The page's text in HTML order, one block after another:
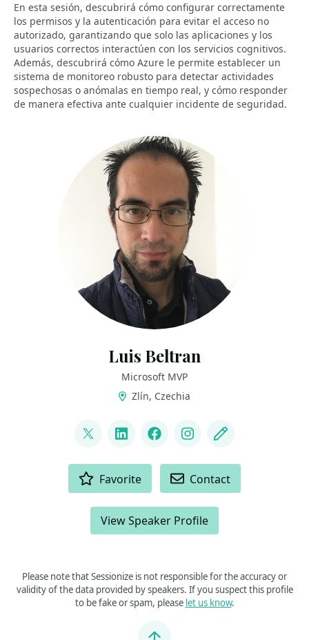
En esta sesión, descubrirá cómo configurar correctamente
los permisos y la autenticación para evitar el acceso no
autorizado, garantizando que solo las aplicaciones y los
usuarios correctos interactúen con los servicios cognitivos.
Además, descubrirá cómo Azure le permite establecer un
sistema de monitoreo robusto para detectar actividades
sospechosas o anómalas en tiempo real, y cómo responder
de manera efectiva ante cualquier incidente de seguridad.
Luis Beltran
Microsoft MVP
Zlín, Czechia
@darkicebeam
LinkedInFacebookInstagram
Blog
Favorite Contact
View Speaker Profile
Please note that Sessionize is not responsible for the accuracy or
validity of the data provided by speakers. If you suspect this profile
to be fake or spam, please let us know.